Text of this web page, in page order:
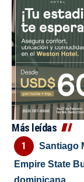
Más leídas
Santiago
Empire State
dominicana